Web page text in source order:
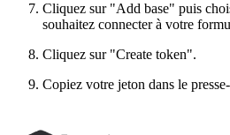
Cliquez sur "Add base" puis
souhaitez connecter à votre
Cliquez sur "Create token".
Copiez votre jeton dans le